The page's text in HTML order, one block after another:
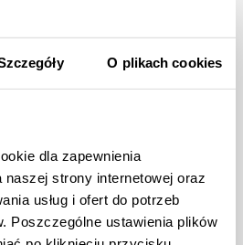
O plikach cookies
dla zapewnienia
naszej strony internetowej oraz
usług i ofert do potrzeb
Poszczególne ustawienia plików
wyprzedażową dla mężczyzn!
do odwołania 1